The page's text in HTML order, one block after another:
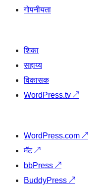
गोपनीयता
शिका
सहाय्य
विकासक
WordPress.tv ↗
WordPress.com ↗
मॅट↗
bbPress ↗
BuddyPress ↗